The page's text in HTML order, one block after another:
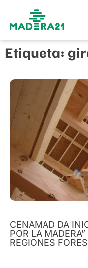
Etiqueta:
CENAMAD DA
POR LA
REGIONES